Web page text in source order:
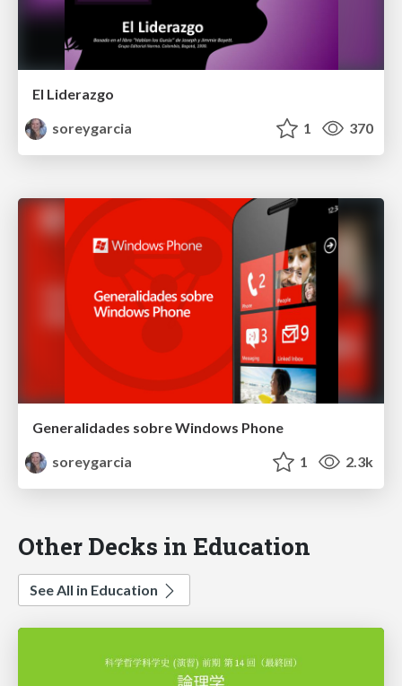
El Liderazgo
soreygarcia
1 370
Generalidades sobre Windows Phone
soreygarcia
1 2.3k
Other Decks in Education
See All in Education